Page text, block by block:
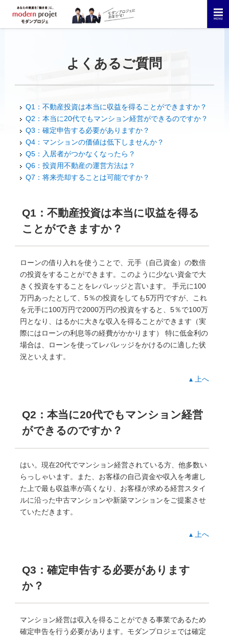
よくあるご質問
Q1：不動産投資は本当に収益を得ることができますか？
Q2：本当に20代でもマンション経営ができるのですか？
Q3：確定申告する必要がありますか？
Q4：マンションの価値は低下しませんか？
Q5：入居者がつかなくなったら？
Q6：投資用不動産の運営方法は？
Q7：将来売却することは可能ですか？
Q1：不動産投資は本当に収益を得る
ことができますか？
ローンの借り入れを使うことで、元手（自己資金）の数倍
の投資をすることができます。このように少ない資金で大
きく投資をすることをレバレッジと言います。 手元に100
万円あったとして、5％の投資をしても5万円ですが、これ
を元手に100万円で2000万円の投資をすると、5％で100万
円となり、はるかに大きな収入を得ることができます（実
際にはローンの利息等の経費がかかります） 特に低金利の
場合は、ローンを使ってレバレッジをかけるのに適した状
況といえます。
▴ 上へ
Q2：本当に20代でもマンション経営
ができるのですか？
はい。現在20代でマンション経営されている方、他多数い
らっしゃいます。また、お客様の自己資金や収入を考慮し
た上で最も収益率が高くなり、お客様が求める経営スタイ
ルに沿った中古マンションや新築マンションをご提案させ
ていただきます。
▴ 上へ
Q3：確定申告する必要があります
か？
マンション経営は収入を得ることができる事業であるため
確定申告を行う必要があります。モダンプロジェでは確定